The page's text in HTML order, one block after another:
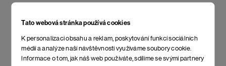
Tato webová stránka používá cookies
K personalizaci obsahu a reklam, poskytování funkcí sociálních
médií a analýze naší návštěvnosti využíváme soubory cookie.
Informace o tom, jak náš web používáte, sdílíme se svými partnery